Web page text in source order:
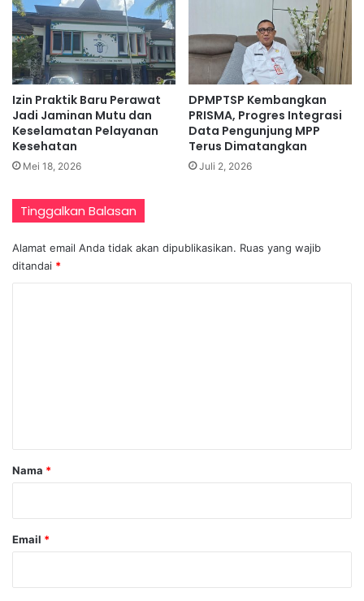
Izin Praktik Baru Perawat
Jadi Jaminan Mutu dan
Keselamatan Pelayanan
Kesehatan
Mei 18, 2026
DPMPTSP Kembangkan
PRISMA, Progres Integrasi
Data Pengunjung MPP
Terus Dimatangkan
Juli 2, 2026
Tinggalkan Balasan
Alamat email Anda tidak akan dipublikasikan. Ruas yang wajib
ditandai *
r
Nama *
Email *